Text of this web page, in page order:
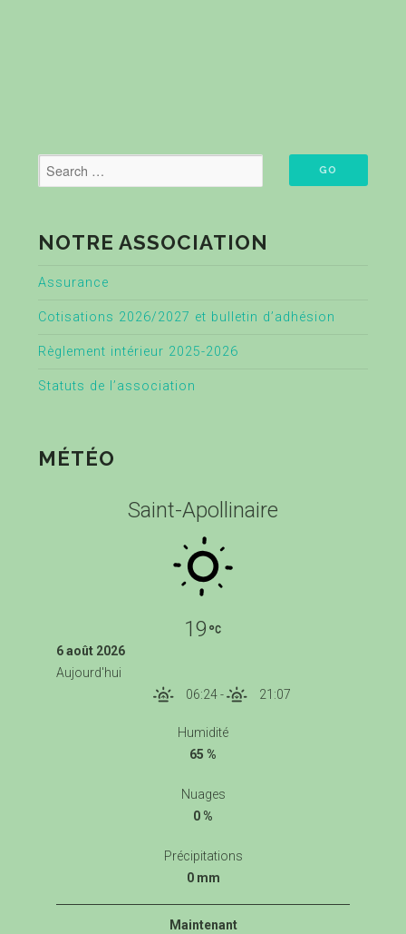
NOTRE ASSOCIATION
Assurance
Cotisations 2026/2027 et bulletin d’adhésion
Règlement intérieur 2025-2026
Statuts de l’association
MÉTÉO
Saint-Apollinaire
19
6 août 2026
Aujourd'hui
06:24- 21:07
Humidité
65 %
Nuages
0 %
Précipitations
0 mm
Maintenant